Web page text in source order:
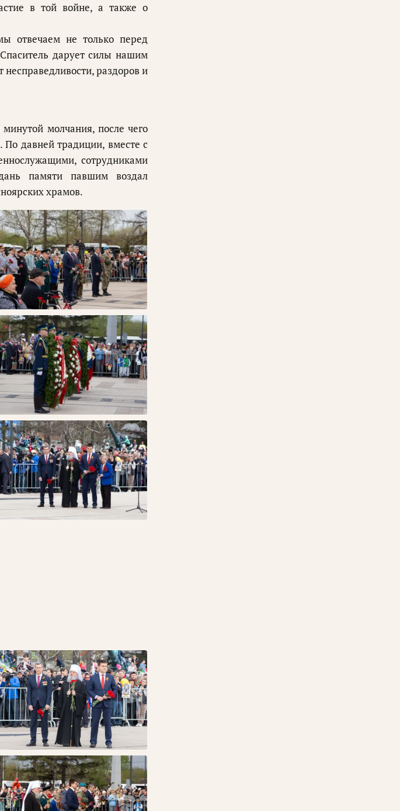
в той войне, а также о
отвечаем не только перед
дарует силы нашим
раздоров и
молчания, после чего
По давней традиции, вместе с
сотрудниками
памяти павшим воздал
храмов.